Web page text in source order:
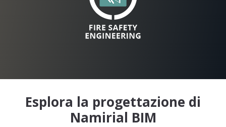
Esplora la progettazione di
Namirial BIM